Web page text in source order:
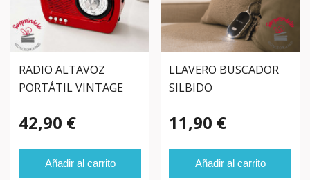
RADIO ALTAVOZ
PORTÁTIL VINTAGE
42,90 €
Añadir al carrito
LLAVERO BUSCADOR
SILBIDO
11,90 €
Añadir al carrito